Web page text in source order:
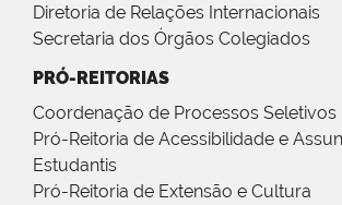
Diretoria de Relações Internacionais
Secretaria dos Órgãos Colegiados
PRÓ-REITORIAS
Coordenação de Processos Seletivos
Pró-Reitoria de Acessibilidade e
Estudantis
Pró-Reitoria de Extensão e Cultura